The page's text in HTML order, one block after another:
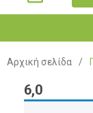
Αρχική σελίδα /
6,0